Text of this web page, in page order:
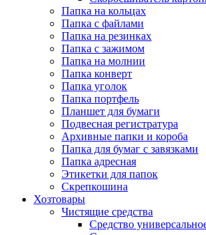
Папка на кольцах
Папка с файлами
Папка на резинках
Папка с зажимом
Папка на молнии
Папка конверт
Папка уголок
Папка портфель
Планшет для бумаги
Подвесная регистратура
Архивные папки и короба
Папка для бумаг с завязками
Папка адресная
Этикетки для папок
Скрепкошина
Хозтовары
Чистящие средства
Средство